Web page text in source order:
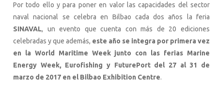
Por todo ello y para poner en valor las capacidades del sector
naval nacional se celebra en Bilbao cada dos años la feria
SINAVAL, un evento que cuenta con más de 20 ediciones
celebradas y que además, este año se integra por primera vez
en la World Maritime Week junto con las ferias Marine
Energy Week, Eurofishing y FuturePort del 27 al 31 de
marzo de 2017 en el Bilbao Exhibition Centre.